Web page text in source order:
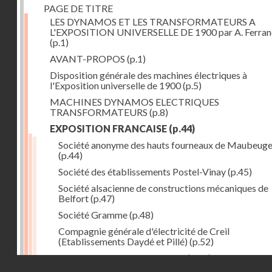
PAGE DE TITRE
LES DYNAMOS ET LES TRANSFORMATEURS A
L'EXPOSITION UNIVERSELLE DE 1900 par A.
(p.1)
AVANT-PROPOS (p.1)
Disposition générale des machines électriques à
l'Exposition universelle de 1900(p.5)
MACHINES DYNAMOS ELECTRIQUES
TRANSFORMATEURS (p.8)
EXPOSITION FRANCAISE (p.44)
Société anonyme des hauts fourneaux de Maubeuge
(p.44)
Société des établissements Postel-Vinay(p.45)
Société alsacienne de constructions mécaniques de
Belfort(p.47)
Société Gramme(p.48)
Compagnie générale d'électricité de Creil
(Etablissements Daydé et Pillé) (p.52)
Compagnie générale de Nancy(p.52)